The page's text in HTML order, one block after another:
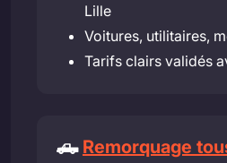
Lille
Voitures, utilitaires,
Tarifs clairs validés
🛻 Remorquage